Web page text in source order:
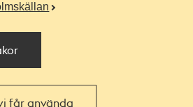
får använda